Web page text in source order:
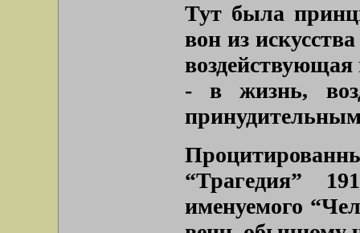
Тут была
вон из
воздействующая
- в жизнь,
“Трагедия”
именуемого